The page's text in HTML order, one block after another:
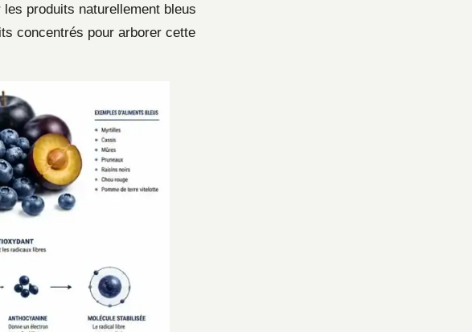
produits naturellement bleus
concentrés pour arborer cette